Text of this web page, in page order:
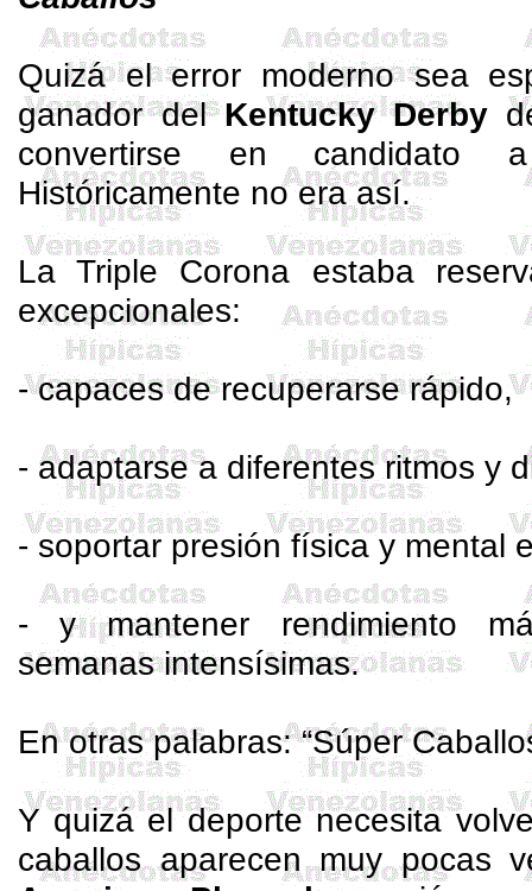
Quizá el error moderno sea
ganador delKentucky Derby
convertirse en candidato
Históricamente no era así.
La Triple Corona estaba
excepcionales:
- capaces de recuperarse rápido,
- adaptarse a diferentes ritmos y
- soportar presión física y mental
- y mantener rendimiento
semanas intensísimas.
En otras palabras: “Súper
Y quizá el deporte necesita
caballos aparecen muy pocas